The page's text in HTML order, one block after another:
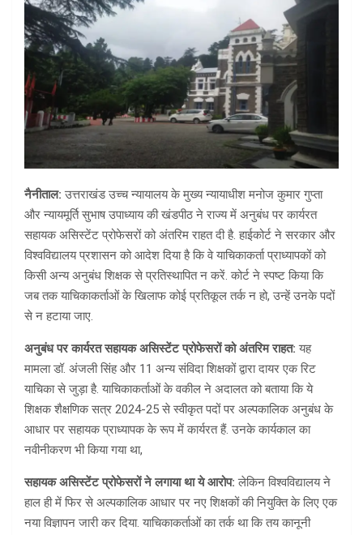
नैनीताल:उत्तराखंड उच्च न्यायालय के मुख्य न्यायाधीश मनोज कुमार गुप्ता
और न्यायमूर्ति सुभाष उपाध्याय की खंडपीठ ने राज्य में अनुबंध पर कार्यरत
सहायक असिस्टेंट प्रोफेसरों को अंतरिम राहत दी है. हाईकोर्ट ने सरकार और
विश्वविद्यालय प्रशासन को आदेश दिया है कि वे याचिकाकर्ता प्राध्यापकों को
किसी अन्य अनुबंध शिक्षक से प्रतिस्थापित न करें. कोर्ट ने स्पष्ट किया कि
जब तक याचिकाकर्ताओं के खिलाफ कोई प्रतिकूल तर्क न हो, उन्हें उनके पदों
से न हटाया जाए.
अनुबंध पर कार्यरत सहायक असिस्टेंट प्रोफेसरों को अंतरिम राहत:यह
मामला डॉ. अंजली सिंह और 11 अन्य संविदा शिक्षकों द्वारा दायर एक रिट
याचिका से जुड़ा है. याचिकाकर्ताओं के वकील ने अदालत को बताया कि ये
शिक्षक शैक्षणिक सत्र 2024-25 से स्वीकृत पदों पर अल्पकालिक अनुबंध के
आधार पर सहायक प्राध्यापक के रूप में कार्यरत हैं. उनके कार्यकाल का
नवीनीकरण भी किया गया था,
सहायक असिस्टेंट प्रोफेसरों ने लगाया था ये आरोप:लेकिन विश्वविद्यालय ने
हाल ही में फिर से अल्पकालिक आधार पर नए शिक्षकों की नियुक्ति के लिए एक
नया विज्ञापन जारी कर दिया. याचिकाकर्ताओं का तर्क था कि तय कानूनी